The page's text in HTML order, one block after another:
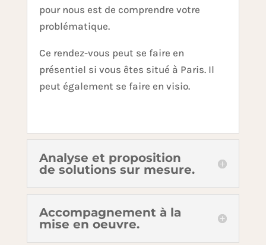
pour nous est de comprendre votre
problématique.
Ce rendez-vous peut se faire en
présentiel si vous êtes situé à Paris. Il
peut également se faire en visio.
Analyse et proposition
de solutions sur mesure.
Accompagnement à la
mise en oeuvre.